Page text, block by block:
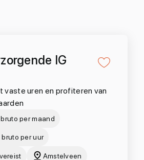
IG
vaste uren en profiteren van
per maand
per uur
Amstelveen